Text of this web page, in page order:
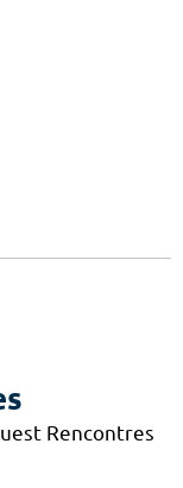
Rencontres